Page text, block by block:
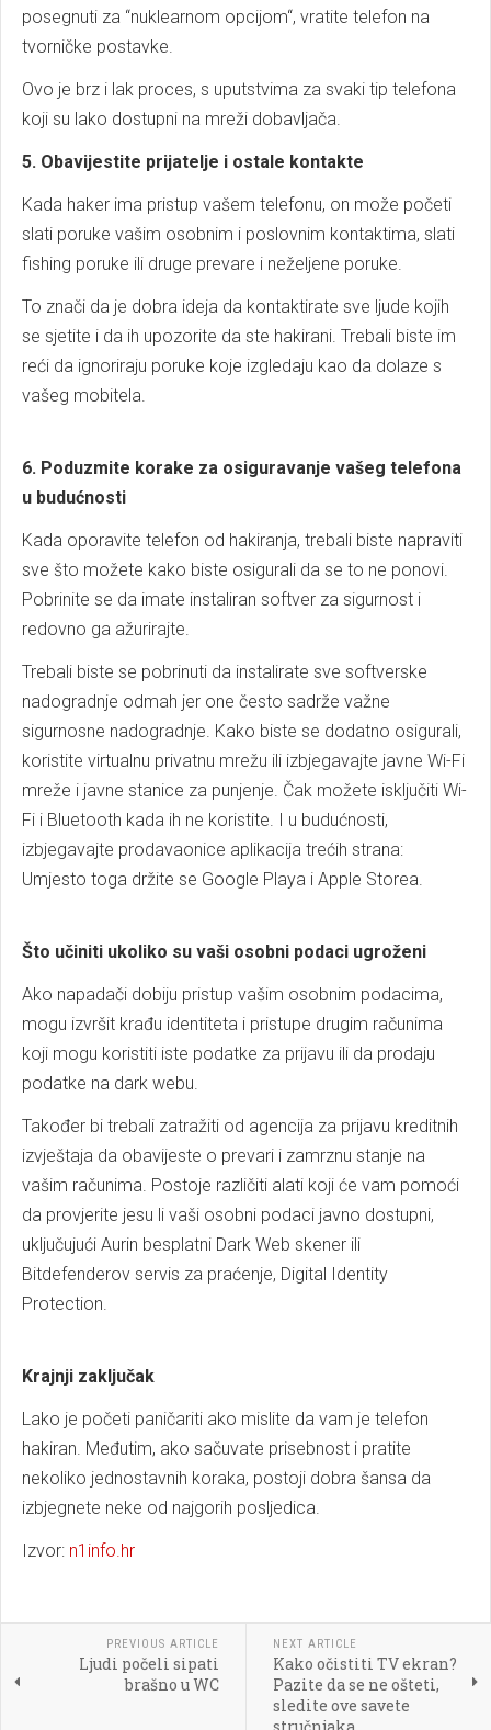
posegnuti za “nuklearnom opcijom“, vratite telefon na
tvorničke postavke.
Ovo je brz i lak proces, s uputstvima za svaki tip telefona
koji su lako dostupni na mreži dobavljača.
5. Obavijestite prijatelje i ostale kontakte
Kada haker ima pristup vašem telefonu, on može početi
slati poruke vašim osobnim i poslovnim kontaktima, slati
fishing poruke ili druge prevare i neželjene poruke.
To znači da je dobra ideja da kontaktirate sve ljude kojih
se sjetite i da ih upozorite da ste hakirani. Trebali biste im
reći da ignoriraju poruke koje izgledaju kao da dolaze s
vašeg mobitela.
6. Poduzmite korake za osiguravanje vašeg telefona
u budućnosti
Kada oporavite telefon od hakiranja, trebali biste napraviti
sve što možete kako biste osigurali da se to ne ponovi.
Pobrinite se da imate instaliran softver za sigurnost i
redovno ga ažurirajte.
Trebali biste se pobrinuti da instalirate sve softverske
nadogradnje odmah jer one često sadrže važne
sigurnosne nadogradnje. Kako biste se dodatno osigurali,
koristite virtualnu privatnu mrežu ili izbjegavajte javne Wi-Fi
mreže i javne stanice za punjenje. Čak možete isključiti Wi-
Fi i Bluetooth kada ih ne koristite. I u budućnosti,
izbjegavajte prodavaonice aplikacija trećih strana:
Umjesto toga držite se Google Playa i Apple Storea.
Što učiniti ukoliko su vaši osobni podaci ugroženi
Ako napadači dobiju pristup vašim osobnim podacima,
mogu izvršit krađu identiteta i pristupe drugim računima
koji mogu koristiti iste podatke za prijavu ili da prodaju
podatke na dark webu.
Također bi trebali zatražiti od agencija za prijavu kreditnih
izvještaja da obavijeste o prevari i zamrznu stanje na
vašim računima. Postoje različiti alati koji će vam pomoći
da provjerite jesu li vaši osobni podaci javno dostupni,
uključujući Aurin besplatni Dark Web skener ili
Bitdefenderov servis za praćenje, Digital Identity
Protection.
Krajnji zaključak
Lako je početi paničariti ako mislite da vam je telefon
hakiran. Međutim, ako sačuvate prisebnost i pratite
nekoliko jednostavnih koraka, postoji dobra šansa da
izbjegnete neke od najgorih posljedica.
Izvor: n1info.hr
PREVIOUS ARTICLE
Ljudi počeli sipati
brašno u WC
NEXT ARTICLE
Kako očistiti TV ekran?
Pazite da se ne ošteti,
sledite ove savete